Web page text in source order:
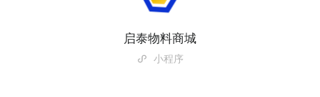
启泰物料商城
小程序